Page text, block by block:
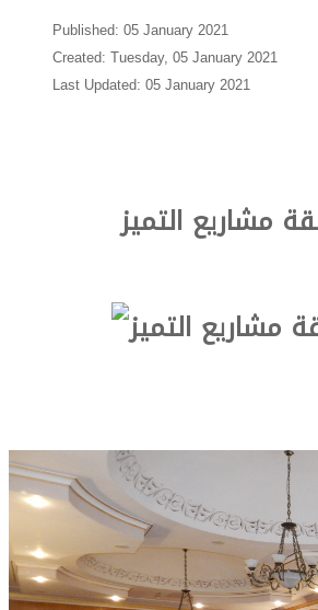
Published: 05 January 2021
Created: Tuesday, 05 January 2021
Last Updated: 05 January 2021
مشاريع التميز